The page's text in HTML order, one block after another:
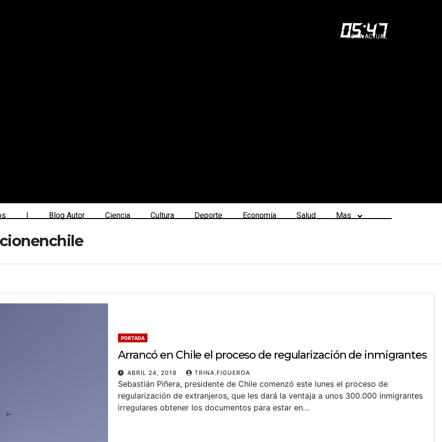
05:47
HORA ACTUAL
| Blog Autor Ciencia Cultura Deporte Economía Salud Mas
PORTADA
Arrancó en Chile el proceso de regularización de inmigrantes
ABRIL 24, 2018 TRINA.FIGUEROA
Sebastián Piñera, presidente de Chile comenzó este lunes el proceso de
regularización de extranjeros, que les dará la ventaja a unos 300.000 inmigrantes
irregulares obtener los documentos para estar en…